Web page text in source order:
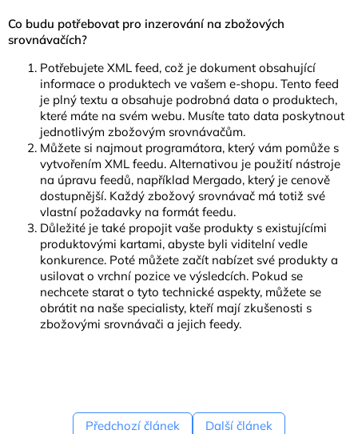
Co budu potřebovat pro inzerování na zbožových
srovnávačích?
Potřebujete XML feed, což je dokument obsahující
informace o produktech ve vašem e-shopu. Tento feed
je plný textu a obsahuje podrobná data o produktech,
které máte na svém webu. Musíte tato data poskytnout
jednotlivým zbožovým srovnávačům.
Můžete si najmout programátora, který vám pomůže s
vytvořením XML feedu. Alternativou je použití nástroje
na úpravu feedů, například Mergado, který je cenově
dostupnější. Každý zbožový srovnávač má totiž své
vlastní požadavky na formát feedu.
Důležité je také propojit vaše produkty s existujícími
produktovými kartami, abyste byli viditelní vedle
konkurence. Poté můžete začít nabízet své produkty a
usilovat o vrchní pozice ve výsledcích. Pokud se
nechcete starat o tyto technické aspekty, můžete se
obrátit na naše specialisty, kteří mají zkušenosti s
zbožovými srovnávači a jejich feedy.
Předchozí článek Další článek